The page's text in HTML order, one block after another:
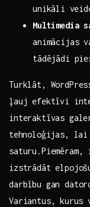
unikāli
Multimedia
animācijas
tādējādi
Turklāt,
ļauj efektīvi
interaktīvas
⁣tehnoloģijas,
saturu.Piemēram,
izstrādāt
darbību gan
Variantus,⁣ kurus